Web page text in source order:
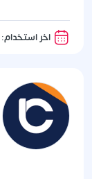
اخر استخدام: